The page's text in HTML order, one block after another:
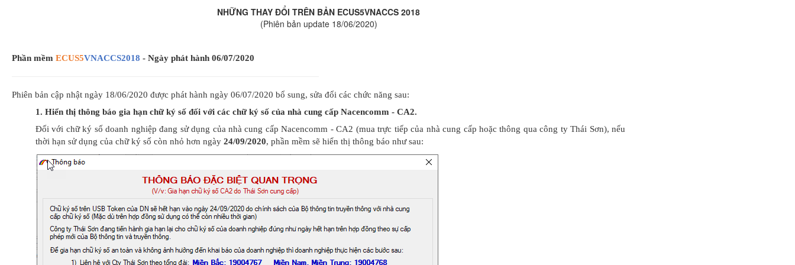
NHỮNG THAY ĐỔI TRÊN BẢN ECUS5VNACCS 2018
(Phiên bản update 18/06/2020)
Phần mềm ECUS5VNACCS2018 - Ngày phát hành 06/07/2020
Phiên bản cập nhật ngày 18/06/2020 được phát hành ngày 06/07/2020 bổ sung, sửa đổi các chức năng sau:
1. Hiển thị thông báo gia hạn chữ ký số đối với các chữ ký số của nhà cung cấp Nacencomm - CA2.
Đối với chữ ký số doanh nghiệp đang sử dụng của nhà cung cấp Nacencomm - CA2 (mua trực tiếp của nhà cung cấp hoặc thông qua công ty Thái Sơn), nếu
thời hạn sử dụng của chữ ký số còn nhỏ hơn ngày 24/09/2020, phần mềm sẽ hiển thị thông báo như sau: